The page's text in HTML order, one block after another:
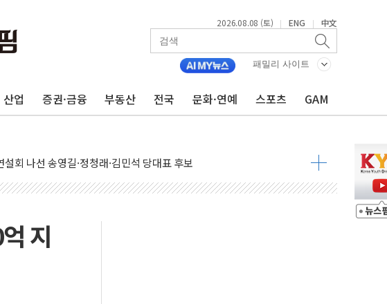
2026.08.08 (토) | ENG | 中文
패밀리 사이트
산업 증권·금융 부동산 전국 문화·연예 스포츠 GAM
우특보'-포항 '산사태 주의보'...경북도, 호우 피해·통제구간 없어
민석 당대표 후보
인천 경선 결과 발표...김민석 45.09% 정청래 43.27% 송영길 11.63%
지